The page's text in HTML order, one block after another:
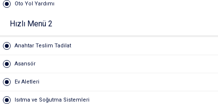
Oto Yol Yardımı
Hızlı Menü 2
Anahtar Teslim Tadilat
Asansör
Ev Aletleri
Isıtma ve Soğutma Sistemleri